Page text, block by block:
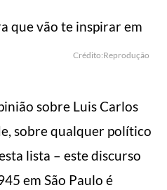
Crédito:Reprodução
sobre Luis Carlos
sobre qualquer político
lista – este discurso
em São Paulo é